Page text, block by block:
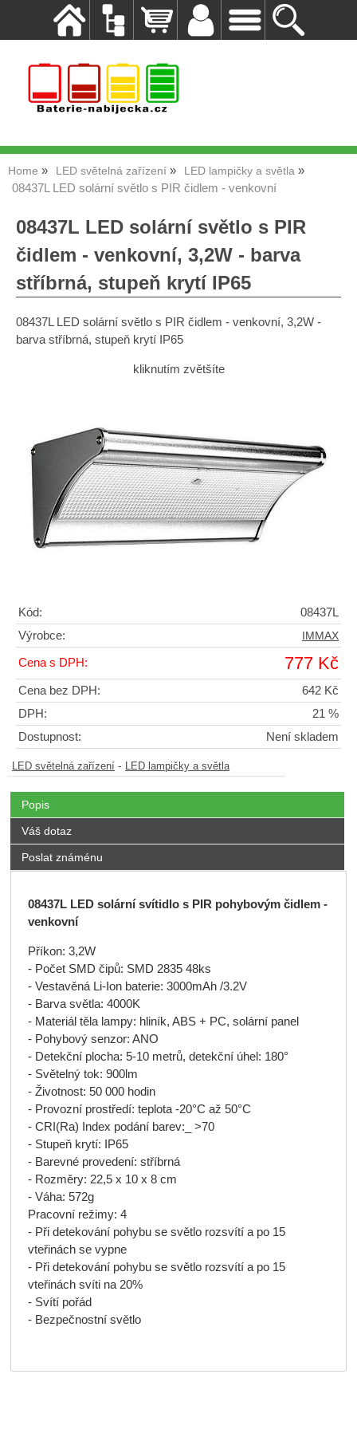
Home LED světelná zařízení LED lampičky a světla
08437L LED solární světlo s PIR čidlem - venkovní
08437L LED solární světlo s PIR
čidlem - venkovní, 3,2W - barva
stříbrná, stupeň krytí IP65
08437L LED solární světlo s PIR čidlem - venkovní, 3,2W -
barva stříbrná, stupeň krytí IP65
kliknutím zvětšíte
Kód:
08437L
Výrobce:
IMMAX
Cena s DPH: 777 Kč
Cena bez DPH:
642 Kč
DPH:
21 %
Dostupnost:
Není skladem
LED světelná zařízení - LED lampičky a světla
Popis
Váš dotaz
Poslat známénu
08437L LED solární svítidlo s PIR pohybovým čidlem -
venkovní
Příkon: 3,2W
- Počet SMD čipů: SMD 2835 48ks
- Vestavěná Li-Ion baterie: 3000mAh /3.2V
- Barva světla: 4000K
- Materiál těla lampy: hliník, ABS + PC, solární panel
- Pohybový senzor: ANO
- Detekční plocha: 5-10 metrů, detekční úhel: 180°
- Světelný tok: 900lm
- Životnost: 50 000 hodin
- Provozní prostředí: teplota -20°C až 50°C
- CRI(Ra) Index podání barev:_ >70
- Stupeň krytí: IP65
- Barevné provedení: stříbrná
- Rozměry: 22,5 x 10 x 8 cm
- Váha: 572g
Pracovní režimy: 4
- Při detekování pohybu se světlo rozsvítí a po 15
vteřinách se vypne
- Při detekování pohybu se světlo rozsvítí a po 15
vteřinách svíti na 20%
- Svítí pořád
- Bezpečnostní světlo